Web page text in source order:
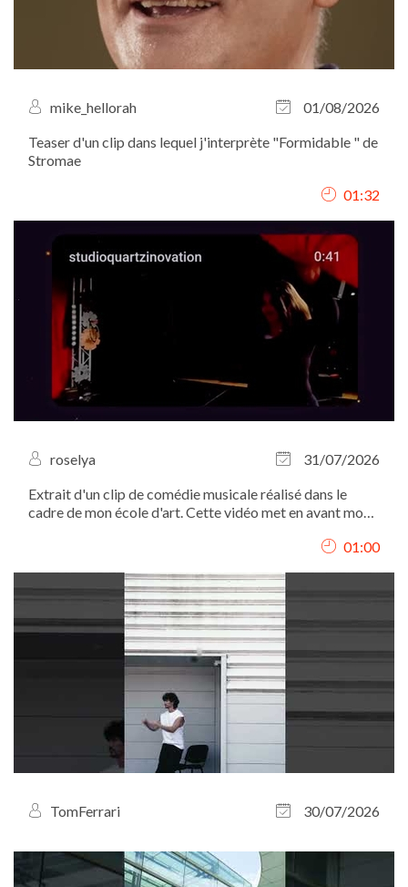
mike_hellorah
01/08/2026
Teaser d'un clip dans lequel j'interprète "Formidable " de
Stromae
01:32
roselya
31/07/2026
Extrait d'un clip de comédie musicale réalisé dans le
cadre de mon école d'art. Cette vidéo met en avant mon
01:00
TomFerrari 30/07/2026